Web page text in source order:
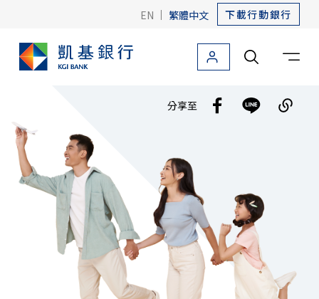
EN | 繁體中文 下載行動銀行
關於凱基 友善金融 海外據點
個人金融首頁
信用卡
分享至